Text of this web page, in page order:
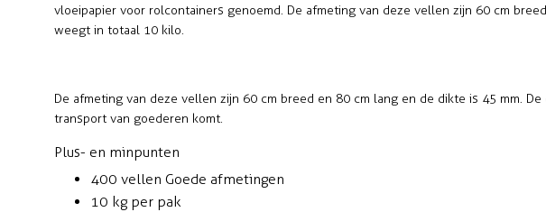
vloeipapier voor rolcontainers genoemd. De afmeting van deze vellen zijn 60 cm
weegt in totaal 10 kilo.
De afmeting van deze vellen zijn 60 cm breed en 80 cm lang en de dikte is 45 mm.
transport van goederen komt.
Plus- en minpunten
400 vellen Goede afmetingen
10 kg per pak